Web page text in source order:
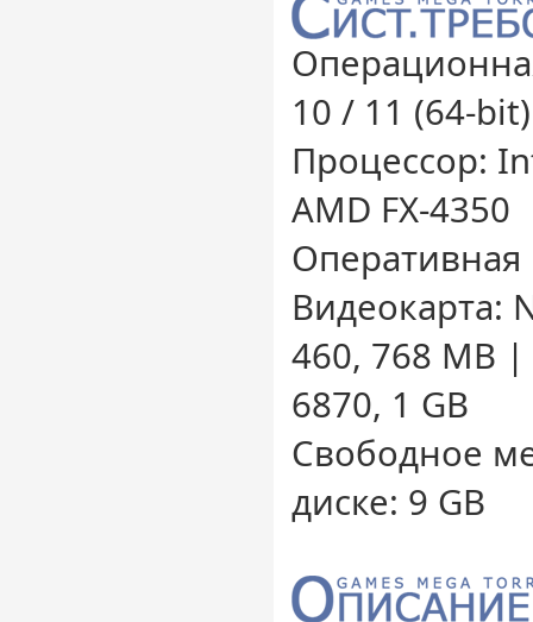
10 / 11 (64-bit)
Процессор:
AMD FX-4350
Оперативная
Видеокарта:
460, 768 MB |
6870, 1 GB
Свободное
диске: 9 GB